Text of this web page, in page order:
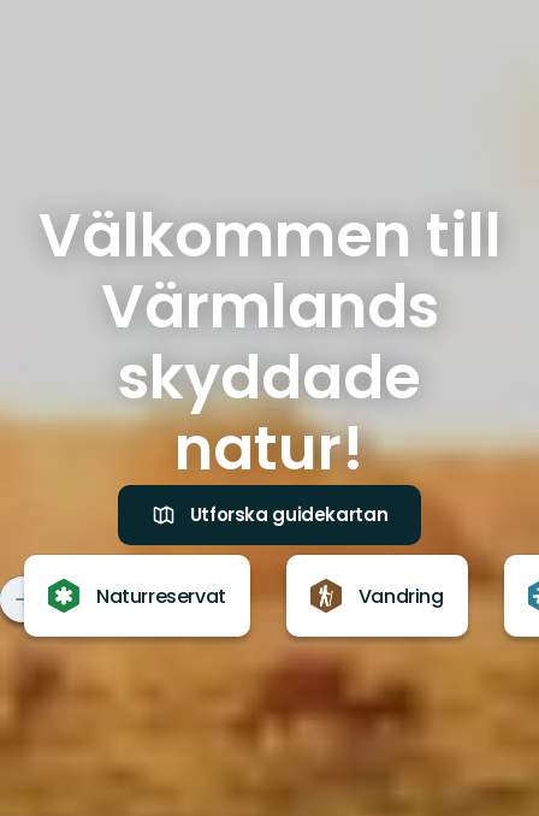
Välkommen till
Värmlands
skyddade
natur!
Utforska guidekartan
Naturreservat Vandring